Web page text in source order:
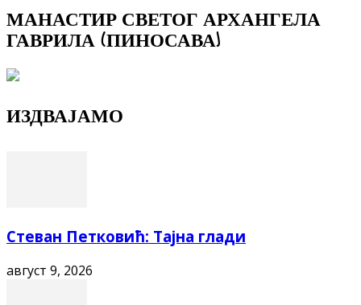
МАНАСТИР СВЕТОГ АРХАНГЕЛА
ГАВРИЛА (ПИНОСАВА)
ИЗДВАЈАМО
Стеван Петковић: Тајна глади
август 9, 2026